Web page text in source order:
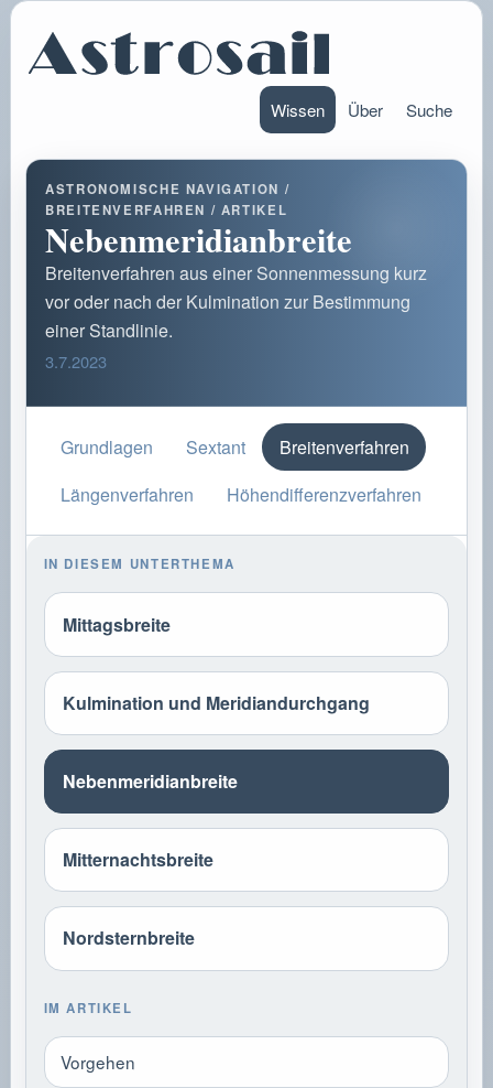
Wissen Über Suche
ASTRONOMISCHE NAVIGATION /
BREITENVERFAHREN / ARTIKEL
Nebenmeridianbreite
Breitenverfahren aus einer Sonnenmessung kurz
vor oder nach der Kulmination zur Bestimmung
einer Standlinie.
3.7.2023
Grundlagen Sextant
Breitenverfahren
Längenverfahren
Höhendifferenzverfahren
IN DIESEM UNTERTHEMA
Mittagsbreite
Kulmination und Meridiandurchgang
Nebenmeridianbreite
Mitternachtsbreite
Nordsternbreite
IM ARTIKEL
Vorgehen